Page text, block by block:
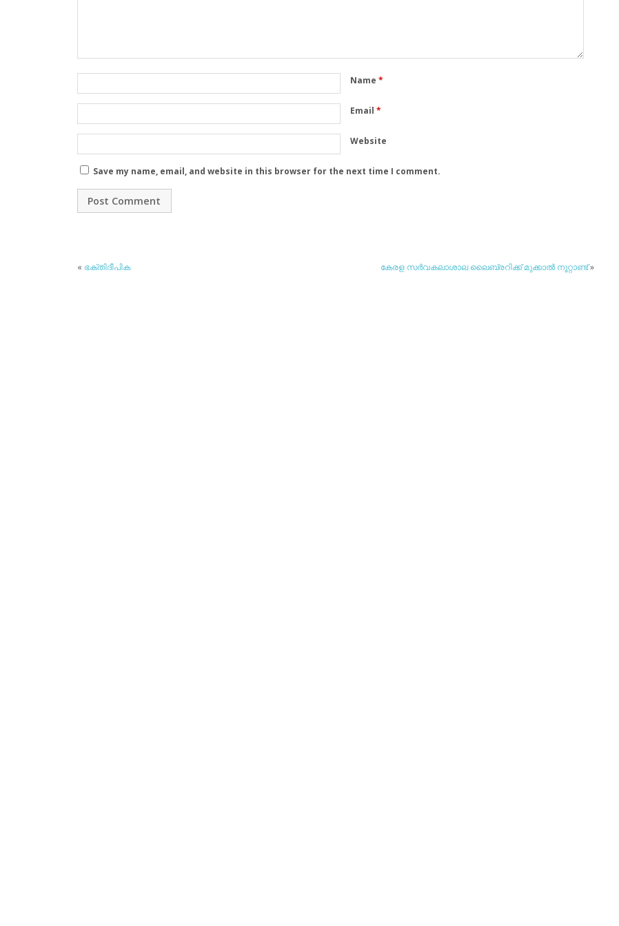
Name *
Email *
Website
Save my name, email, and website in this browser for the next time I comment.
« ഭക്തിദീപിക കേരള സര്‍വകലാശാല ലൈബ്രറിക്ക് മുക്കാല്‍ നൂറ്റാണ്ട്»